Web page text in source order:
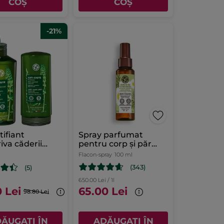
-21%
căderii
(5)
Lei 98.80 Lei
ÎN
Spray parfumat
pentru corp și păr
Verbină & Mușețel
Flacon-spray 100 ml
(343)
650.00 Lei / 1l
65.00 Lei
ADĂUGAȚI ÎN